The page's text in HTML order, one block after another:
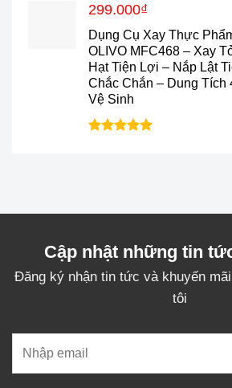
Dụng Cụ Xay Thực
OLIVO MFC468 – Xay
Hạt Tiện Lợi – Nắp Lật
Chắc Chắn – Dung Tích
Vệ Sinh
Giá
là:
428.000₫.
299.000₫
Giá
tại
là:
299.000₫.
Cập nhật những tin
Đăng ký nhận tin tức và khuyến
tôi